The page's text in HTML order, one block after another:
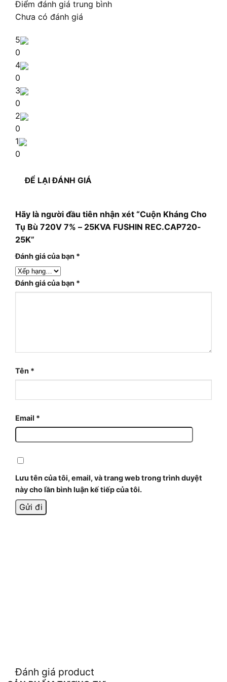
Điểm đánh giá trung bình
Chưa có đánh giá
5
0
4
0
3
0
2
0
1
0
ĐỂ LẠI ĐÁNH GIÁ
Hãy là người đầu tiên nhận xét “Cuộn Kháng Cho
Tụ Bù 720V 7% – 25KVA FUSHIN REC.CAP720-
25K”
Đánh giá của bạn *
Đánh giá của bạn *
Tên *
Email *
Lưu tên của tôi, email, và trang web trong trình duyệt
này cho lần bình luận kế tiếp của tôi.
Đánh giá product